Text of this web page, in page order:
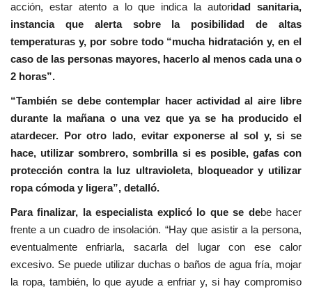
acción, estar atento a lo que indica la autoridad sanitaria,
instancia que alerta sobre la posibilidad de altas
temperaturas y, por sobre todo “mucha hidratación y, en el
caso de las personas mayores, hacerlo al menos cada una o
2 horas”.
“También se debe contemplar hacer actividad al aire libre
durante la mañana o una vez que ya se ha producido el
atardecer. Por otro lado, evitar exponerse al sol y, si se
hace, utilizar sombrero, sombrilla si es posible, gafas con
protección contra la luz ultravioleta, bloqueador y utilizar
ropa cómoda y ligera”, detalló.
Para finalizar, la especialista explicó lo que se debe hacer
frente a un cuadro de insolación. “Hay que asistir a la persona,
eventualmente enfriarla, sacarla del lugar con ese calor
excesivo. Se puede utilizar duchas o baños de agua fría, mojar
la ropa, también, lo que ayude a enfriar y, si hay compromiso